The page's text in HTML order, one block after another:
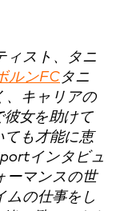
ィスト、タニ
ルンFC タニ
、キャリアの
彼女を助けて
ても才能に恵
インタビュ
ーマンスの世
ムの仕事をし